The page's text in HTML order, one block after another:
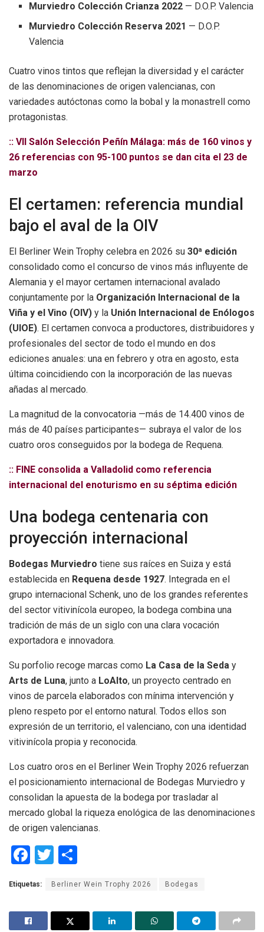
Murviedro Colección Crianza 2022 — D.O.P. Valencia
Murviedro Colección Reserva 2021 — D.O.P.
Valencia
Cuatro vinos tintos que reflejan la diversidad y el carácter
de las denominaciones de origen valencianas, con
variedades autóctonas como la bobal y la monastrell como
protagonistas.
:: VII Salón Selección Peñín Málaga: más de 160 vinos y
26 referencias con 95-100 puntos se dan cita el 23 de
marzo
El certamen: referencia mundial
bajo el aval de la OIV
El Berliner Wein Trophy celebra en 2026 su 30ª edición
consolidado como el concurso de vinos más influyente de
Alemania y el mayor certamen internacional avalado
conjuntamente por la Organización Internacional de la
Viña y el Vino (OIV) y la Unión Internacional de Enólogos
(UIOE). El certamen convoca a productores, distribuidores y
profesionales del sector de todo el mundo en dos
ediciones anuales: una en febrero y otra en agosto, esta
última coincidiendo con la incorporación de las nuevas
añadas al mercado.
La magnitud de la convocatoria —más de 14.400 vinos de
más de 40 países participantes— subraya el valor de los
cuatro oros conseguidos por la bodega de Requena.
:: FINE consolida a Valladolid como referencia
internacional del enoturismo en su séptima edición
Una bodega centenaria con
proyección internacional
Bodegas Murviedro tiene sus raíces en Suiza y está
establecida en Requena desde 1927. Integrada en el
grupo internacional Schenk, uno de los grandes referentes
del sector vitivinícola europeo, la bodega combina una
tradición de más de un siglo con una clara vocación
exportadora e innovadora.
Su porfolio recoge marcas como La Casa de la Seda y
Arts de Luna, junto a LoAlto, un proyecto centrado en
vinos de parcela elaborados con mínima intervención y
pleno respeto por el entorno natural. Todos ellos son
expresión de un territorio, el valenciano, con una identidad
vitivinícola propia y reconocida.
Los cuatro oros en el Berliner Wein Trophy 2026 refuerzan
el posicionamiento internacional de Bodegas Murviedro y
consolidan la apuesta de la bodega por trasladar al
mercado global la riqueza enológica de las denominaciones
de origen valencianas.
F
ce
b
T
tt
er
m
p
Etiquetas: Berliner Wein Trophy 2026 Bodegas